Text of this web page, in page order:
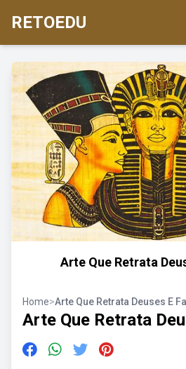
RETOEDU
Arte Que Retrata
Home>Arte Que Retrata Deuses E
Arte Que Retrata